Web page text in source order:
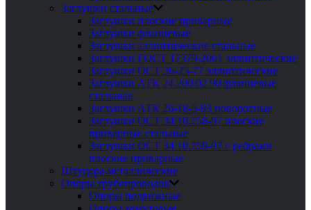
Заглушки стальные
Заглушки плоские приварные
Заглушки фланцевые
Заглушки эллиптические стальные
Заглушки ГОСТ 17379-2001 эллиптические
Заглушки ОСТ 36-25-77 эллиптические
Заглушки АТК 24.200 02 90 фланцевые
стальные
Заглушки АТК 26-18-5-93 поворотные
Заглушки ОСТ 34 10.758-97 плоские
приварные стальные
Заглушки ОСТ 34 10.759-97 с ребрами
плоские приварные
Штуцера металлические
Опоры трубопроводов
Опоры подвижные